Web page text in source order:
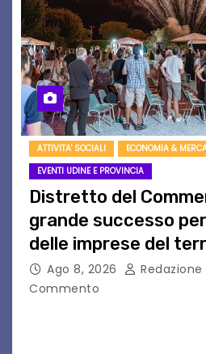
ATTIVITA' SOCIALI
ECONOMIA &
EVENTI UDINE E PROVINCIA
Distretto del
grande successo
delle imprese del
Ago 8, 2026 Redazione
Commento